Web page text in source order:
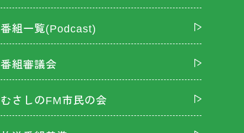
番組一覧(Podcast)
番組審議会
むさしのFM市民の会